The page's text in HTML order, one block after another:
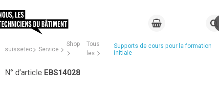
suissetec Service
Shop
Tous
les
Supports de cours pour la formation
initiale
N° d’article EBS14028